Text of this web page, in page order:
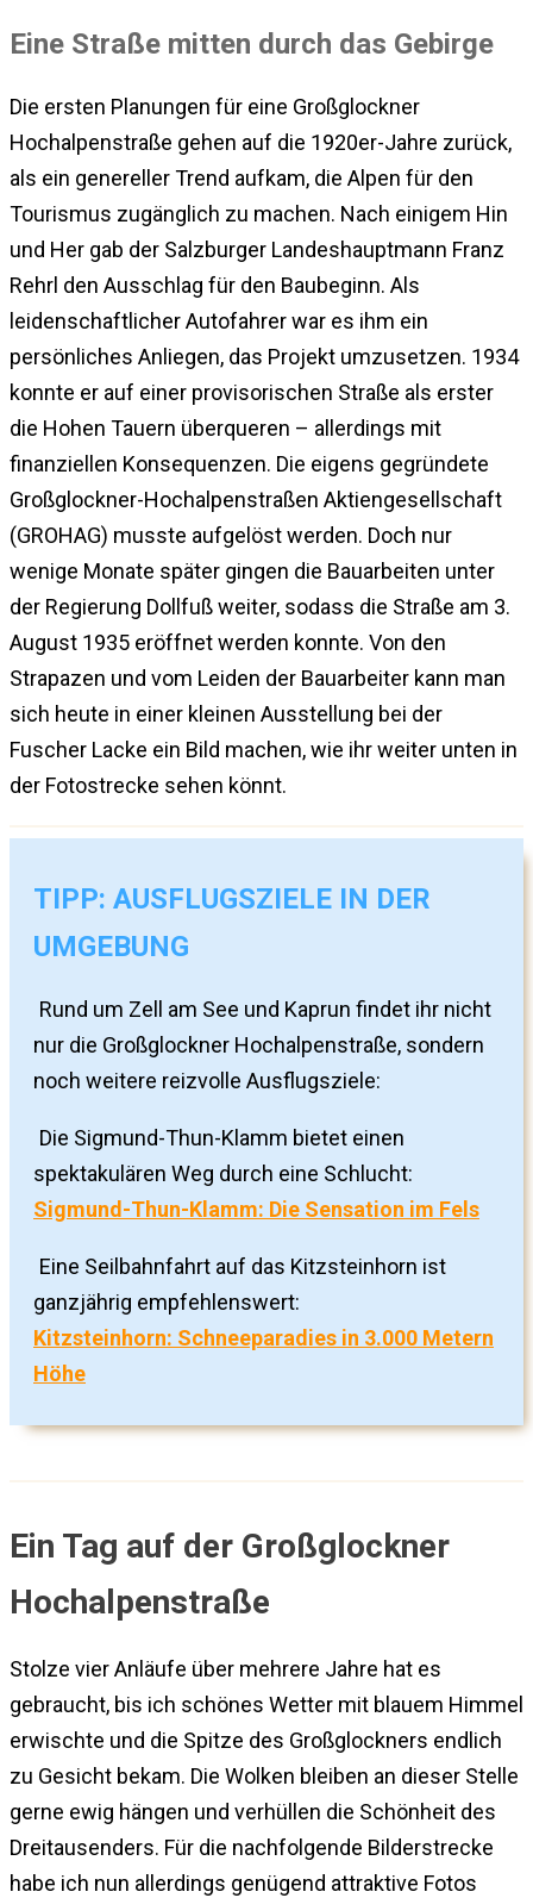
Eine Straße mitten durch das Gebirge
Die ersten Planungen für eine Großglockner
Hochalpenstraße gehen auf die 1920er-Jahre zurück,
als ein genereller Trend aufkam, die Alpen für den
Tourismus zugänglich zu machen. Nach einigem Hin
und Her gab der Salzburger Landeshauptmann Franz
Rehrl den Ausschlag für den Baubeginn. Als
leidenschaftlicher Autofahrer war es ihm ein
persönliches Anliegen, das Projekt umzusetzen. 1934
konnte er auf einer provisorischen Straße als erster
die Hohen Tauern überqueren – allerdings mit
finanziellen Konsequenzen. Die eigens gegründete
Großglockner-Hochalpenstraßen Aktiengesellschaft
(GROHAG) musste aufgelöst werden. Doch nur
wenige Monate später gingen die Bauarbeiten unter
der Regierung Dollfuß weiter, sodass die Straße am 3.
August 1935 eröffnet werden konnte. Von den
Strapazen und vom Leiden der Bauarbeiter kann man
sich heute in einer kleinen Ausstellung bei der
Fuscher Lacke ein Bild machen, wie ihr weiter unten in
der Fotostrecke sehen könnt.
TIPP: AUSFLUGSZIELE IN DER
UMGEBUNG
Rund um Zell am See und Kaprun findet ihr nicht
nur die Großglockner Hochalpenstraße, sondern
noch weitere reizvolle Ausflugsziele:
Die Sigmund-Thun-Klamm bietet einen
spektakulären Weg durch eine Schlucht:
Sigmund-Thun-Klamm: Die Sensation im Fels
Eine Seilbahnfahrt auf das Kitzsteinhorn ist
ganzjährig empfehlenswert:
Kitzsteinhorn: Schneeparadies in 3.000 Metern
Höhe
Ein Tag auf der Großglockner
Hochalpenstraße
Stolze vier Anläufe über mehrere Jahre hat es
gebraucht, bis ich schönes Wetter mit blauem Himmel
erwischte und die Spitze des Großglockners endlich
zu Gesicht bekam. Die Wolken bleiben an dieser Stelle
gerne ewig hängen und verhüllen die Schönheit des
Dreitausenders. Für die nachfolgende Bilderstrecke
habe ich nun allerdings genügend attraktive Fotos